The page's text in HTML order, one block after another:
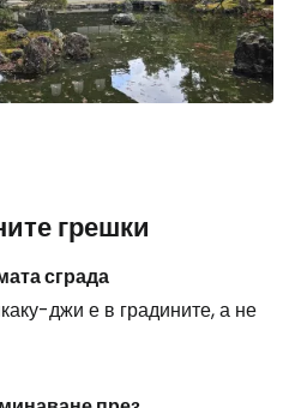
грешки
сграда
джи е в градините, а не